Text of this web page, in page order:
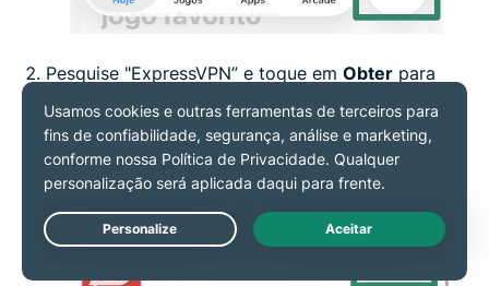
Pesquise "ExpressVPN” e toque em Obter para
Live Chat